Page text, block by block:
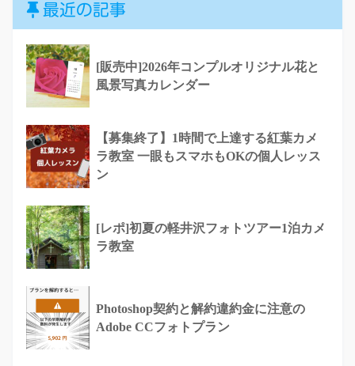
最近の記事
[販売中]2026年コンプルオリジナル花と
風景写真カレンダー
【募集終了】1時間で上達する紅葉カメ
ラ教室 一眼もスマホもOKの個人レッス
ン
[レポ]初夏の軽井沢フォトツアー1泊カメ
ラ教室
Photoshop契約と解約違約金に注意の
Adobe CCフォトプラン